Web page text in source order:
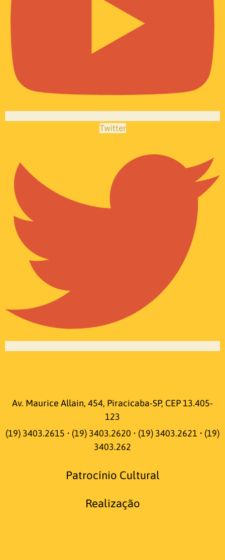
Twitter
Av. Maurice Allain, 454, Piracicaba-SP, CEP 13.405-
123
(19) 3403.2615 • (19) 3403.2620 • (19) 3403.2621 • (19)
3403.262
Patrocínio Cultural
Realização